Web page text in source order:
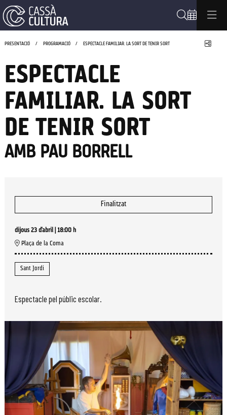
PRESENTACIÓ PROGRAMACIÓ ESPECTACLE FAMILIAR. LA SORT DE TENIR SORT
ESPECTACLE
FAMILIAR. LA SORT
DE TENIR SORT
AMB PAU BORRELL
Finalitzat
dijous 23 d’abril
18:00 h
Plaça de la Coma
Sant Jordi
Espectacle pel públic escolar.